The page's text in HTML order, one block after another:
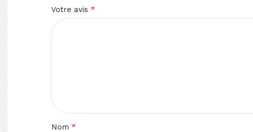
Votre avis *
Nom *